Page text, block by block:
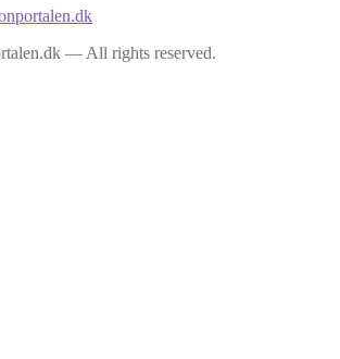
— All rights reserved.